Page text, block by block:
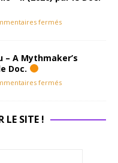
fermés
– A Mythmaker’s
Doc.
fermés
LE SITE !